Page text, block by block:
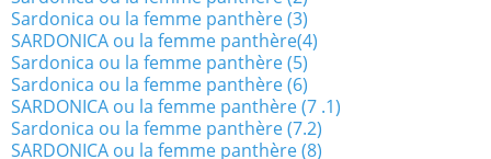
Sardonica ou la femme panthère (3)
SARDONICA ou la femme panthère(4)
Sardonica ou la femme panthère (5)
Sardonica ou la femme panthère (6)
SARDONICA ou la femme panthère (7 .1)
Sardonica ou la femme panthère (7.2)
SARDONICA ou la femme panthère (8)